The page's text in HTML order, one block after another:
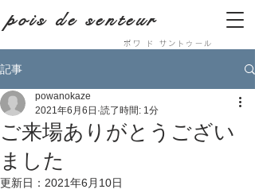
pois de senteur
ポワ ド サントゥール
記事
ご来場ありがとうござい
ました
powanokaze
2021年6月6日 読了時間: 1分
更新日： 2021年6月10日